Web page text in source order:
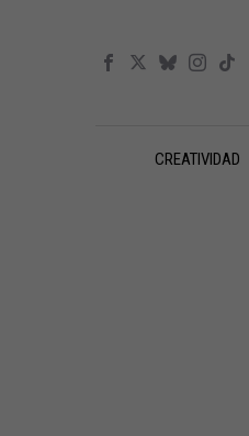
CREATIVIDAD